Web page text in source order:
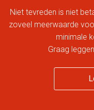
Niet tevreden is niet
zoveel meerwaarde
minimale
Graag